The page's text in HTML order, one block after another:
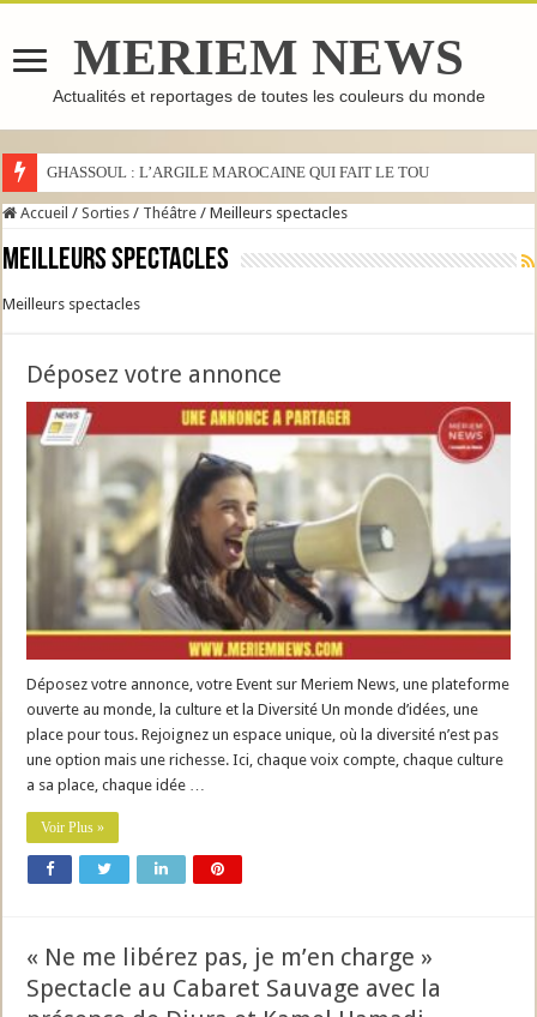
MERIEM NEWS
Actualités et reportages de toutes les couleurs du monde
GHASSOUL : L’ARGILE MAROCAINE QUI FAIT LE TOUR DU MONDE
Accueil / Sorties / Théâtre / Meilleurs spectacles
Meilleurs spectacles
Meilleurs spectacles
Déposez votre annonce
Déposez votre annonce, votre Event sur Meriem News, une plateforme
ouverte au monde, la culture et la Diversité Un monde d’idées, une
place pour tous. Rejoignez un espace unique, où la diversité n’est pas
une option mais une richesse. Ici, chaque voix compte, chaque culture
a sa place, chaque idée …
Voir Plus »
« Ne me libérez pas, je m’en charge »
Spectacle au Cabaret Sauvage avec la